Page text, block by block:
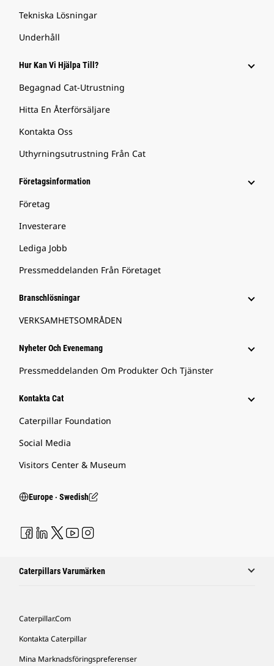
Tekniska Lösningar
Underhåll
Hur Kan Vi Hjälpa Till?
Begagnad Cat-Utrustning
Hitta En Återförsäljare
Kontakta Oss
Uthyrningsutrustning Från Cat
Företagsinformation
Företag
Investerare
Lediga Jobb
Pressmeddelanden Från Företaget
Branschlösningar
VERKSAMHETSOMRÅDEN
Nyheter Och Evenemang
Pressmeddelanden Om Produkter Och Tjänster
Kontakta Cat
Caterpillar Foundation
Social Media
Visitors Center & Museum
Europe ‧ Swedish
Caterpillars Varumärken
Caterpillar.com
Kontakta Caterpillar
Mina Marknadsföringspreferenser